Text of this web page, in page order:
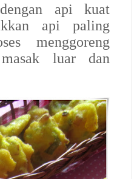
api kuat
api paling
menggoreng
luar dan